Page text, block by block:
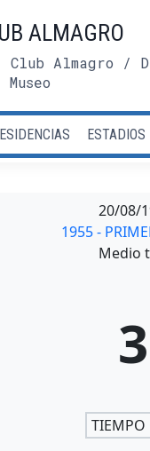
ALMAGRO
Almagro /
ESTADIOS
20/08/
1955 -
Medio
3
TIEMPO